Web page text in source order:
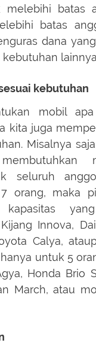
melebihi batas
batas
dana
kebutuhan
mobil
kita juga
Misalnya
seluruh
orang, maka
Innova,
Calya,
untuk 5
Honda Brio
March, atau